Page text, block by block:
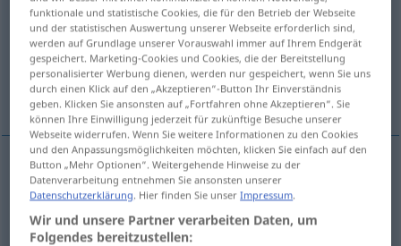
Übersicht aller Übersetzungen
(Für mehr Details die Übersetzung anklicken/antippen)
sloveso, verbum
sloveso N Verb GR
verbum Verb GR
funktionale und statistische Cookies, die für den Betrieb der Webseite
und der statistischen Auswertung unserer Webseite erforderlich sind,
werden auf Grundlage unserer Vorauswahl immer auf Ihrem Endgerät
gespeichert. Marketing-Cookies und Cookies, die der Bereitstellung
personalisierter Werbung dienen, werden nur gespeichert, wenn Sie uns
durch einen Klick auf den „Akzeptieren“-Button Ihr Einverständnis
geben. Klicken Sie ansonsten auf „Fortfahren ohne Akzeptieren“. Sie
können Ihre Einwilligung jederzeit für zukünftige Besuche unserer
Webseite widerrufen. Wenn Sie weitere Informationen zu den Cookies
und den Anpassungsmöglichkeiten möchten, klicken Sie einfach auf den
Button „Mehr Optionen“. Weitergehende Hinweise zu der
Datenverarbeitung entnehmen Sie ansonsten unserer
Datenschutzerklärung. Hier finden Sie unserImpressum.
Wir und unsere Partner verarbeiten Daten, um
Folgendes bereitzustellen: